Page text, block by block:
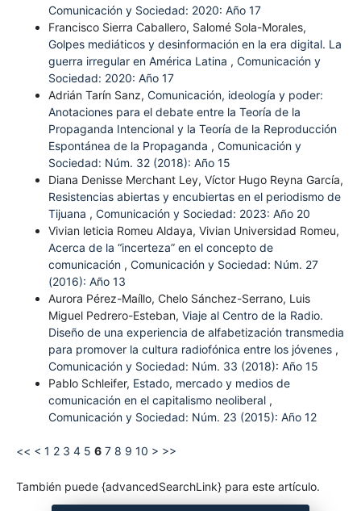
Comunicación y Sociedad: 2020: Año 17
Francisco Sierra Caballero, Salomé Sola-Morales,
Golpes mediáticos y desinformación en la era digital. La
guerra irregular en América Latina , Comunicación y
Sociedad: 2020: Año 17
Adrián Tarín Sanz, Comunicación, ideología y poder:
Anotaciones para el debate entre la Teoría de la
Propaganda Intencional y la Teoría de la Reproducción
Espontánea de la Propaganda , Comunicación y
Sociedad: Núm. 32 (2018): Año 15
Diana Denisse Merchant Ley, Víctor Hugo Reyna García,
Resistencias abiertas y encubiertas en el periodismo de
Tijuana , Comunicación y Sociedad: 2023: Año 20
Vivian leticia Romeu Aldaya, Vivian Universidad Romeu,
Acerca de la “incerteza” en el concepto de
comunicación , Comunicación y Sociedad: Núm. 27
(2016): Año 13
Aurora Pérez-Maíllo, Chelo Sánchez-Serrano, Luis
Miguel Pedrero-Esteban, Viaje al Centro de la Radio.
Diseño de una experiencia de alfabetización transmedia
para promover la cultura radiofónica entre los jóvenes ,
Comunicación y Sociedad: Núm. 33 (2018): Año 15
Pablo Schleifer, Estado, mercado y medios de
comunicación en el capitalismo neoliberal ,
Comunicación y Sociedad: Núm. 23 (2015): Año 12
<< < 1 2 3 4 5 6 7 8 9 10 > >>
También puede {advancedSearchLink} para este artículo.